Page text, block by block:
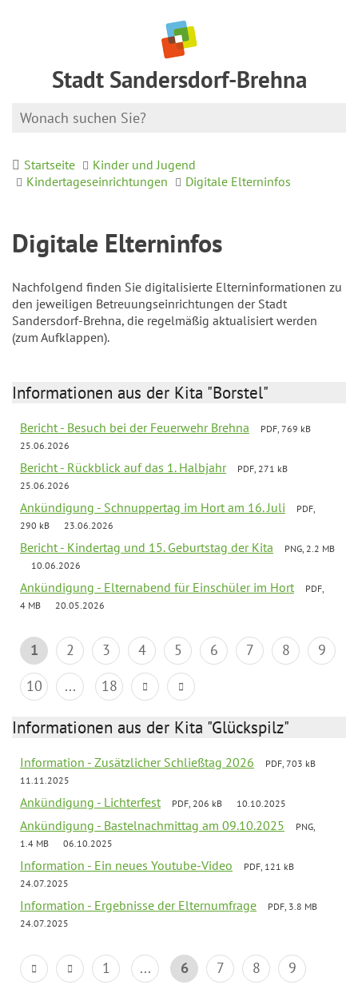
Stadt Sandersdorf-Brehna
Startseite
Kinder und Jugend
Kindertageseinrichtungen
Digitale Elterninfos
Digitale Elterninfos
Nachfolgend finden Sie digitalisierte Elterninformationen zu
den jeweiligen Betreuungseinrichtungen der Stadt
Sandersdorf-Brehna, die regelmäßig aktualisiert werden
(zum Aufklappen).
Informationen aus der Kita "Borstel"
Bericht - Besuch bei der Feuerwehr Brehna
PDF, 769 kB
25.06.2026
Bericht - Rückblick auf das 1. Halbjahr
PDF, 271 kB
25.06.2026
Ankündigung - Schnuppertag im Hort am 16. Juli
PDF,
290 kB
23.06.2026
Bericht - Kindertag und 15. Geburtstag der Kita
PNG, 2.2 MB
10.06.2026
Ankündigung - Elternabend für Einschüler im Hort
PDF,
4 MB
20.05.2026
1 2 3 4 5 6 7 8
9
10
... 18
Informationen aus der Kita "Glückspilz"
Information - Zusätzlicher Schließtag 2026
PDF, 703 kB
11.11.2025
Ankündigung - Lichterfest PDF, 206 kB 10.10.2025
Ankündigung - Bastelnachmittag am 09.10.2025
PNG,
1.4 MB
06.10.2025
Information - Ein neues Youtube-Video
PDF, 121 kB
24.07.2025
Information - Ergebnisse der Elternumfrage
PDF, 3.8 MB
24.07.2025
1 ... 6 7 8
9